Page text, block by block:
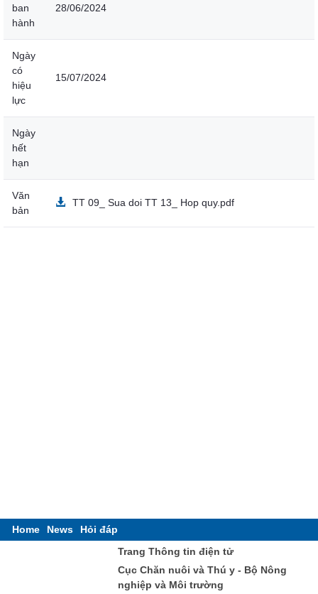
ban
hành
28/06/2024
Ngày
có
hiệu
lực
15/07/2024
Ngày
hết
hạn
Văn
bản
TT 09_ Sua doi TT 13_ Hop quy.pdf
Home News
Hỏi đáp
Trang Thông tin điện tử
Cục Chăn nuôi và Thú y - Bộ Nông
nghiệp và Môi trường